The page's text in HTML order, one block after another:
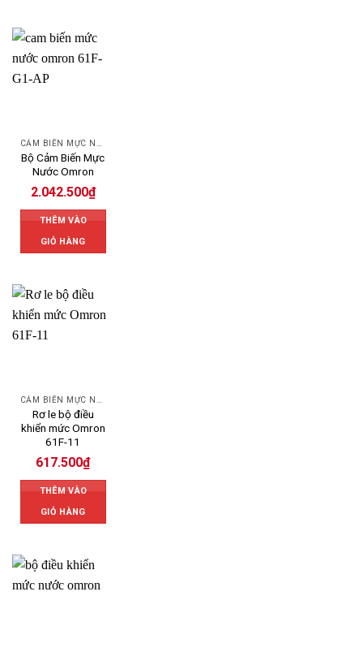
Bộ Cảm Biến Mực
Nước Omron
2.042.500₫
THÊM VÀO
GIỎ HÀNG
Rơ le bộ điều
khiển mức Omron
61F-11
617.500₫
THÊM VÀO
GIỎ HÀNG